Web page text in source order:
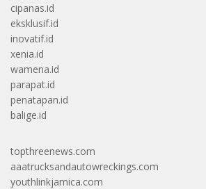
cipanas.id
eksklusif.id
inovatif.id
xenia.id
wamena.id
parapat.id
penatapan.id
balige.id
topthreenews.com
aaatrucksandautowreckings.com
youthlinkjamica.com